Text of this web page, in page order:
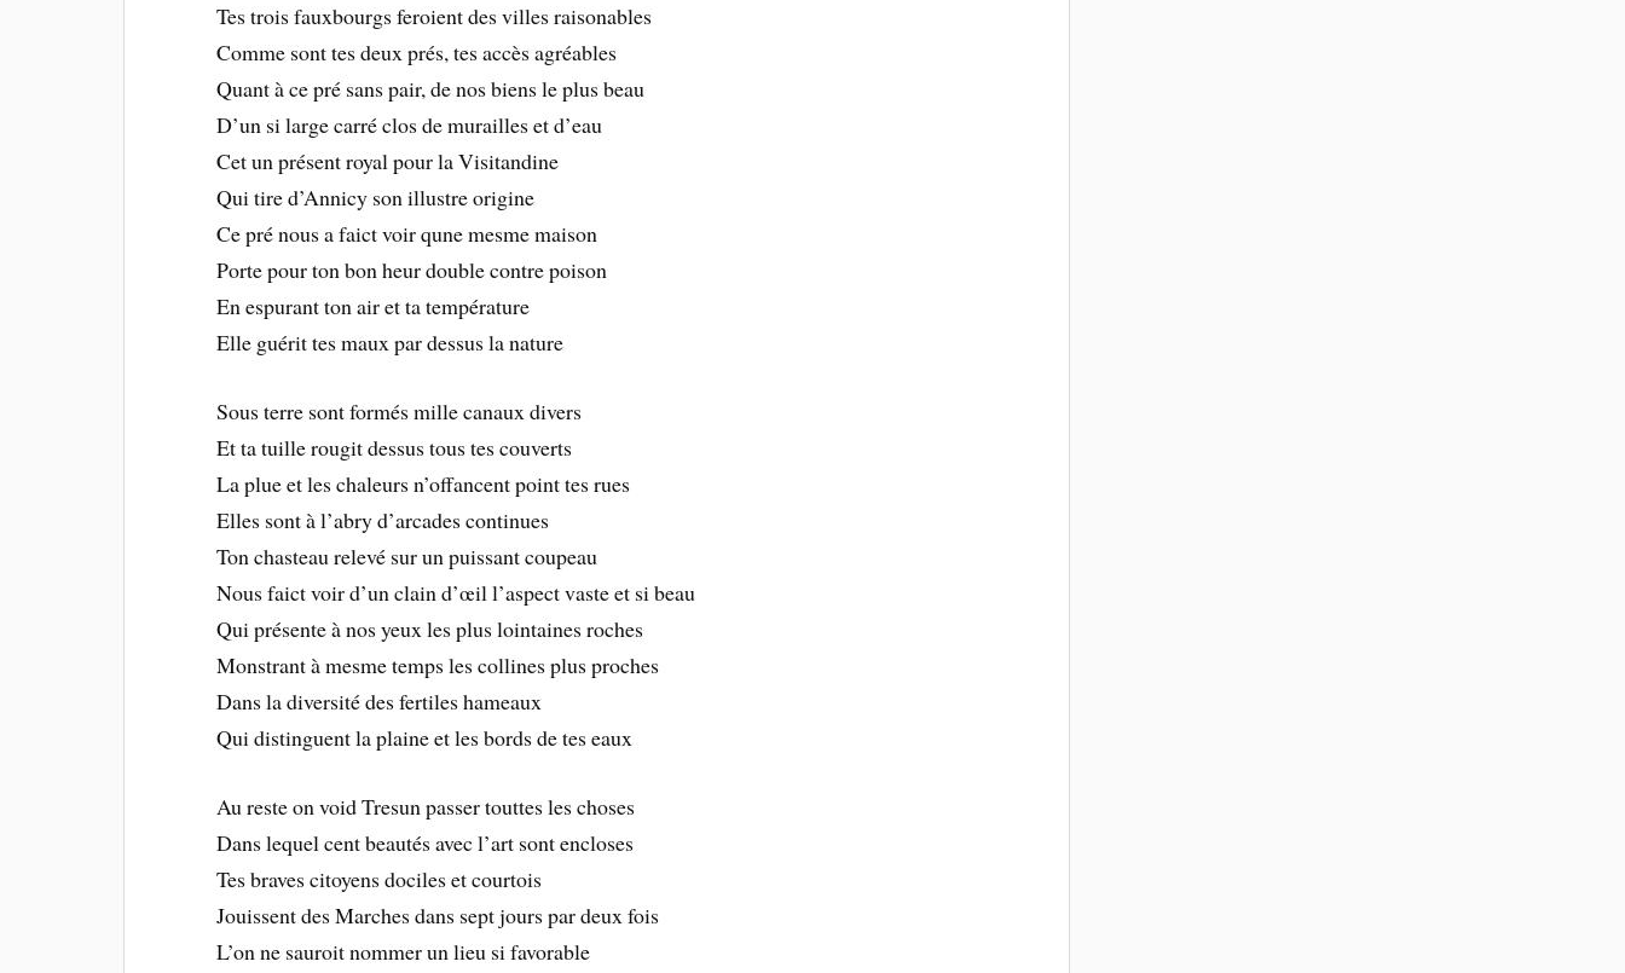
Tes trois fauxbourgs feroient des villes raisonables
Comme sont tes deux prés, tes accès agréables
Quant à ce pré sans pair, de nos biens le plus beau
D’un si large carré clos de murailles et d’eau
Cet un présent royal pour la Visitandine
Qui tire d’Annicy son illustre origine
Ce pré nous a faict voir qune mesme maison
Porte pour ton bon heur double contre poison
En espurant ton air et ta température
Elle guérit tes maux par dessus la nature
Sous terre sont formés mille canaux divers
Et ta tuille rougit dessus tous tes couverts
La plue et les chaleurs n’offancent point tes rues
Elles sont à l’abry d’arcades continues
Ton chasteau relevé sur un puissant coupeau
Nous faict voir d’un clain d’œil l’aspect vaste et si beau
Qui présente à nos yeux les plus lointaines roches
Monstrant à mesme temps les collines plus proches
Dans la diversité des fertiles hameaux
Qui distinguent la plaine et les bords de tes eaux
Au reste on void Tresun passer touttes les choses
Dans lequel cent beautés avec l’art sont encloses
Tes braves citoyens dociles et courtois
Jouissent des Marches dans sept jours par deux fois
L’on ne sauroit nommer un lieu si favorable